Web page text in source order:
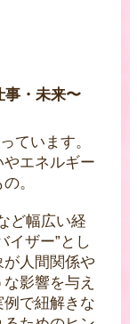
事・未来〜
ています。
やエネルギー
。
ど幅広い経
イザー”とし
人間関係や
影響を与え
で紐解きな